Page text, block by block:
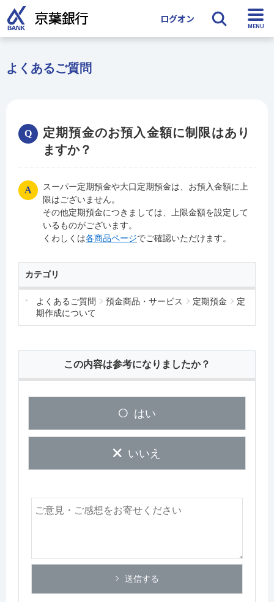
ログオン
よくあるご質問
定期預金のお預入金額に制限はあり
ますか？
スーパー定期預金や大口定期預金は、お預入金額に上
限はございません。
その他定期預金につきましては、上限金額を設定して
いるものがございます。
くわしくは各商品ページでご確認いただけます。
カテゴリ
よくあるご質問 預金商品・サービス 定期預金
定
期作成について
この内容は参考になりましたか？
はい
いいえ
送信する